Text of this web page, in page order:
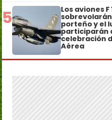
5 Los aviones F
porteño y el
participarán
celebración
Aérea